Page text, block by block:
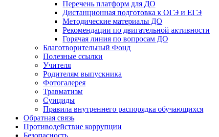
Перечень платформ для ДО
Дистанционная подготовка к ОГЭ и ЕГЭ
Методические материалы ДО
Рекомендации по двигательной активности
Горячая линия по вопросам ДО
Благотворительный Фонд
Полезные ссылки
Учителя
Родителям выпускника
Фотогалерея
Травматизм
Суициды
Правила внутреннего распорядка обучающихся
Обратная связь
Противодействие коррупции